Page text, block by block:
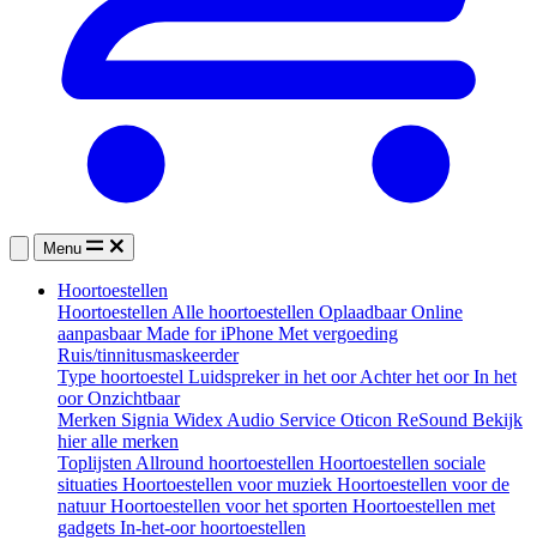
Menu
Hoortoestellen
HoortoestellenAlle hoortoestellen OplaadbaarOnline
aanpasbaarMade for iPhone Met vergoeding
Ruis/tinnitusmaskeerder
Type hoortoestel Luidspreker in het oorAchter het oorIn het
oorOnzichtbaar
Merken Signia WidexAudio Service Oticon ReSound Bekijk
hier alle merken
ToplijstenAllround hoortoestellen Hoortoestellen sociale
situaties Hoortoestellen voor muziek Hoortoestellen voor de
natuurHoortoestellen voor het sporten Hoortoestellen met
gadgets In-het-oor hoortoestellen